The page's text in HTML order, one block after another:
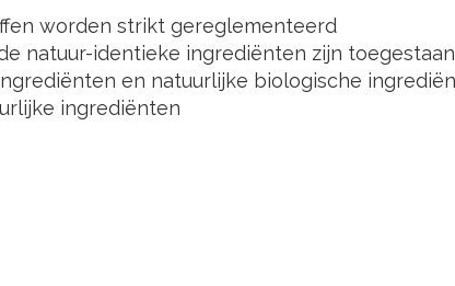
worden strikt gereglementeerd
natuur-identieke ingrediënten zijn toegestaan
en natuurlijke biologische
ingrediënten